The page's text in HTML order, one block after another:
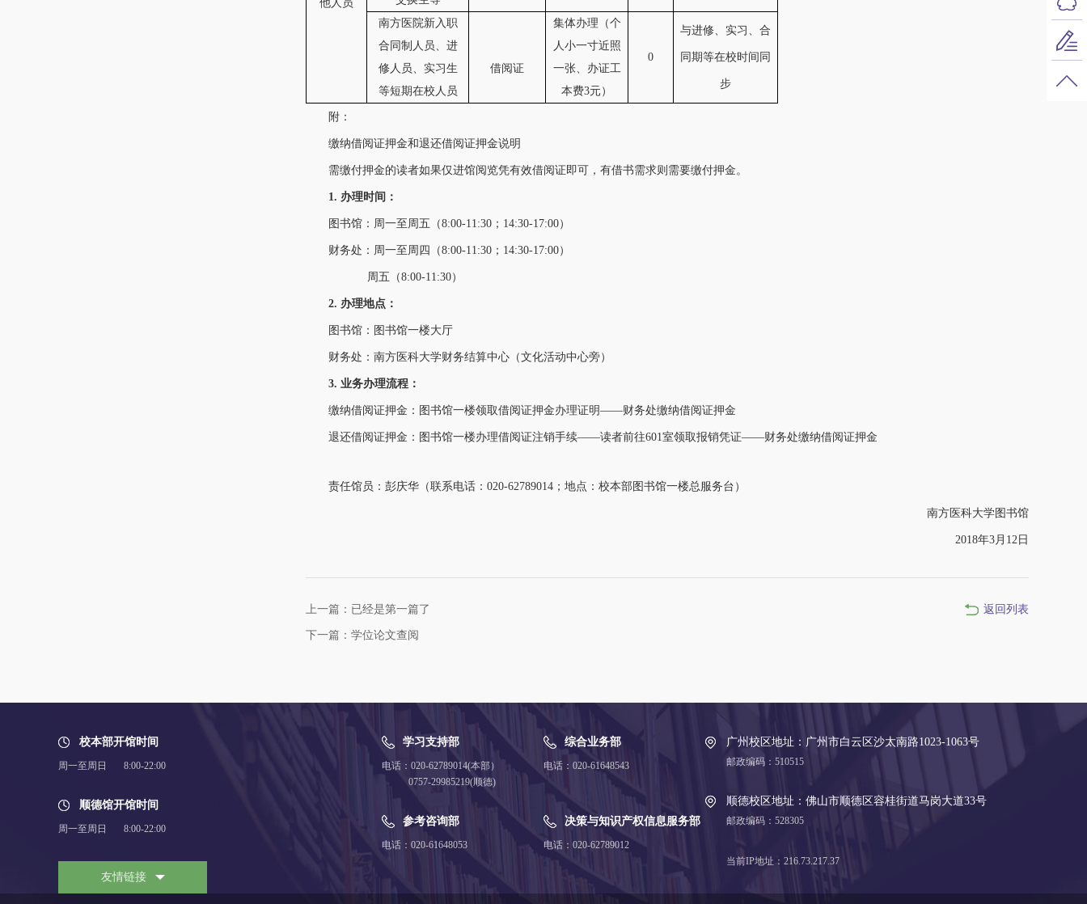
他人员
南方医院新入职
合同制人员、进
修人员、实习生
等短期在校人员
借阅证
集体办理（个
人小一寸近照
一张、办证工
本费3元）
0
与进修、实习、合
同期等在校时间同
步
附：
缴纳借阅证押金和退还借阅证押金说明
需缴付押金的读者如果仅进馆阅览凭有效借阅证即可，有借书需求则需要缴付押金。
1. 办理时间：
图书馆：周一至周五（8:00-11:30；14:30-17:00）
财务处：周一至周四（8:00-11:30；14:30-17:00）
周五（8:00-11:30）
2. 办理地点：
图书馆：图书馆一楼大厅
财务处： 南方医科大学财务结算中心（文化活动中心旁）
3. 业务办理流程：
缴纳借阅证押金：图书馆一楼领取借阅证押金办理证明——财务处缴纳借阅证押金
退还借阅证押金：图书馆一楼办理借阅证注销手续——读者前往601室领取报销凭证——财务处缴纳借阅证押金
责任馆员：彭庆华（联系电话：020-62789014；地点：校本部图书馆一楼总服务台）
南方医科大学图书馆
2018年3月12日
上一篇：已经是第一篇了
下一篇：学位论文查阅
返回列表
校本部开馆时间
周一至周日 8:00-22:00
顺德馆开馆时间
周一至周日 8:00-22:00
友情链接
学习支持部
电话：020-62789014(本部）
0757-29985219(顺德)
综合业务部
电话：020-61648543
参考咨询部
电话：020-61648053
决策与知识产权信息服务部
电话：020-62789012
广州校区地址：广州市白云区沙太南路1023-1063号
邮政编码：510515
顺德校区地址：佛山市顺德区容桂街道马岗大道33号
邮政编码：528305
当前IP地址：216.73.217.37